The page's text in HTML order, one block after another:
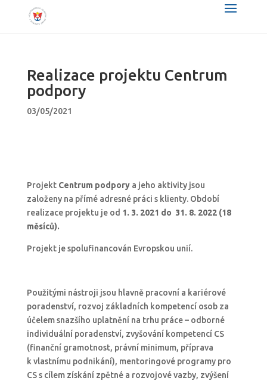
Realizace projektu Centrum
podpory
03/05/2021
Projekt Centrum podporya jeho aktivity jsou
založeny na přímé adresné práci s klienty. Období
realizace projektu je od 1. 3. 2021 do 31. 8. 2022 (18
měsíců).
Projekt je spolufinancován Evropskou unií.
Použitými nástroji jsou hlavně pracovní a kariérové
poradenství, rozvoj základních kompetencí osob za
účelem snazšího uplatnění na trhu práce – odborné
individuální poradenství, zvyšování kompetencí CS
(finanční gramotnost, právní minimum, příprava
k vlastnímu podnikání), mentoringové programy pro
CS s cílem získání zpětné a rozvojové vazby, zvýšení